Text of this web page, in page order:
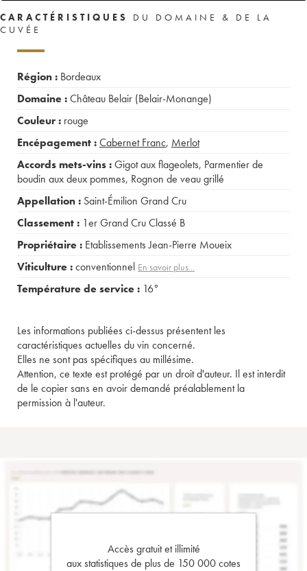
CARACTÉRISTIQUES
DU DOMAINE & DE LA
CUVÉE
Région : Bordeaux
Domaine :Château Belair (Belair-Monange)
Couleur : rouge
Encépagement :Cabernet Franc, Merlot
Accords mets-vins :Gigot aux flageolets, Parmentier de
boudin aux deux pommes, Rognon de veau grillé
Appellation : Saint-Émilion Grand Cru
Classement : 1er Grand Cru Classé B
Propriétaire : Etablissements Jean-Pierre Moueix
Viticulture :conventionnel En savoir plus...
Température de service : 16°
Les informations publiées ci-dessus présentent les
caractéristiques actuelles du vin concerné.
Elles ne sont pas spécifiques au millésime.
Attention, ce texte est protégé par un droit d'auteur. Il est interdit
de le copier sans en avoir demandé préalablement la
permission à l'auteur.
Accès gratuit et illimité
aux statistiques de plus de 150 000 cotes